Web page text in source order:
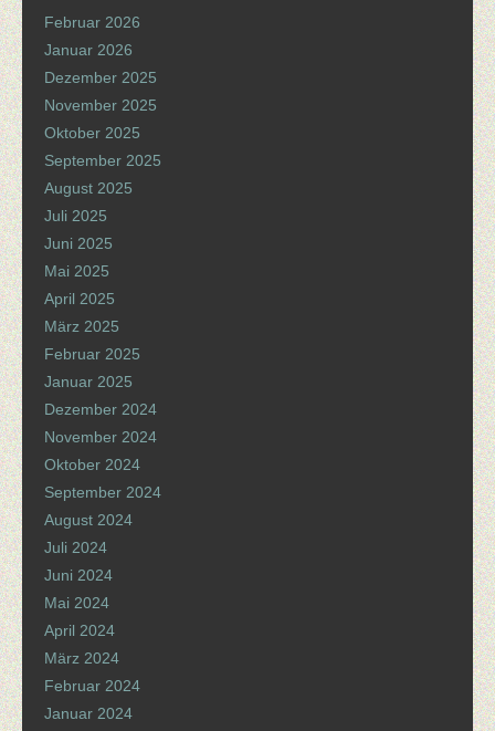
Februar 2026
Januar 2026
Dezember 2025
November 2025
Oktober 2025
September 2025
August 2025
Juli 2025
Juni 2025
Mai 2025
April 2025
März 2025
Februar 2025
Januar 2025
Dezember 2024
November 2024
Oktober 2024
September 2024
August 2024
Juli 2024
Juni 2024
Mai 2024
April 2024
März 2024
Februar 2024
Januar 2024